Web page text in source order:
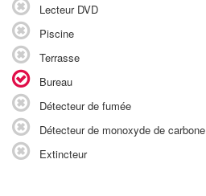
Lecteur DVD
Piscine
Terrasse
Bureau
Détecteur de fumée
Détecteur de monoxyde de carbone
Extincteur